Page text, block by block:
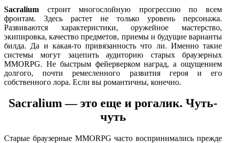
Sacralium строит многослойную прогрессию по всем
фронтам. Здесь растет не только уровень персонажа.
Развиваются характеристики, оружейное мастерство,
экипировка, качество предметов, приемы и будущие варианты
билда. Да и какая-то привязанность что ли. Именно такие
системы могут зацепить аудиторию старых браузерных
MMORPG. Не быстрым фейерверком наград, а ощущением
долгого, почти ремесленного развития героя и его
собственного лора. Если вы романтичны, конечно.
Sacralium — это еще и рогалик. Чуть-
чуть
Старые браузерные MMORPG часто воспринимались прежде